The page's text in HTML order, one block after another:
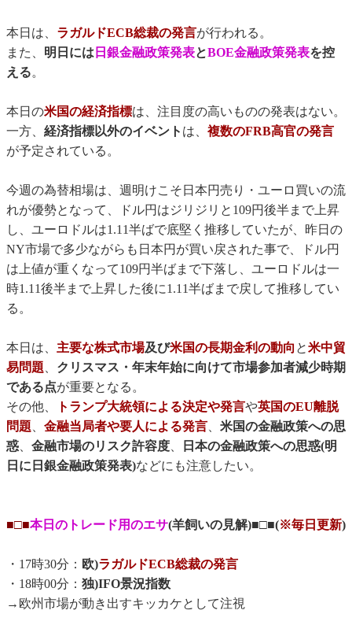
本日は、 ラガルドECB総裁の発言が行われる。
また、 明日には 日銀金融政策発表とBOE金融政策発表を控
える。
本日の米国の経済指標は、注目度の高いものの発表はない。
一方、 経済指標以外のイベント は、 複数のFRB高官の発言
が予定されている。
今週の為替相場は、週明けこそ日本円売り・ユーロ買いの流
れが優勢となって、ドル円はジリジリと109円後半まで上昇
し、ユーロドルは1.11半ばで底堅く推移していたが、昨日の
NY市場で多少ながらも日本円が買い戻された事で、ドル円
は上値が重くなって109円半ばまで下落し、ユーロドルは一
時1.11後半まで上昇した後に1.11半ばまで戻して推移してい
る。
本日は、 主要な株式市場及び米国の長期金利の動向 と米中貿
易問題、 クリスマス・年末年始に向けて市場参加者減少時期
である点が重要となる。
その他、
トランプ大統領による決定や発言や英国のEU離脱
問題、 金融当局者や要人による発言、 米国の金融政策への思
惑、 金融市場のリスク許容度、
日本の金融政策への思惑(明
日に日銀金融政策発表)などにも注意したい。
■□■本日のトレード用のエサ(羊飼いの見解)■□■(※毎日更新)
・17時30分： 欧)ラガルドECB総裁の発言
・18時00分： 独)IFO景況指数
→欧州市場が動き出すキッカケとして注視